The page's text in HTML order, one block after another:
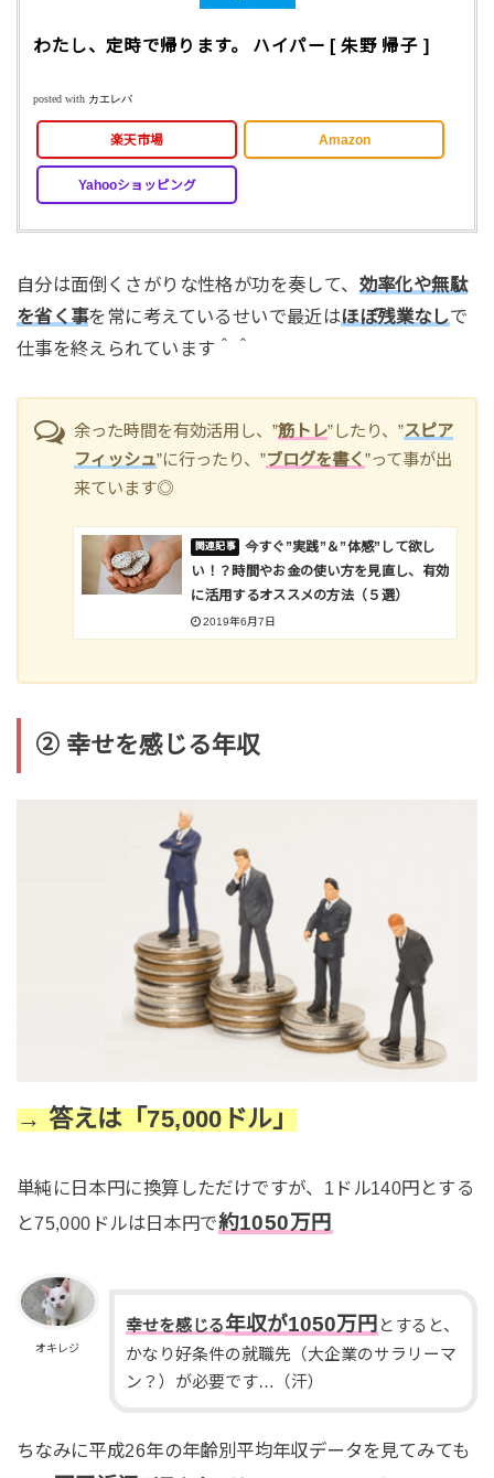
わたし、定時で帰ります。 ハイパー [ 朱野 帰子 ]
posted with カエレバ
楽天市場 Amazon
Yahooショッピング
自分は面倒くさがりな性格が功を奏して、 効率化や無駄
を省く事を常に考えているせいで最近はほぼ残業なしで
仕事を終えられています＾＾
余った時間を有効活用し、”筋トレ”したり、”スピア
フィッシュ”に行ったり、”ブログを書く”って事が出
来ています◎
今すぐ”実践”＆”体感”して欲し
い！？時間やお金の使い方を見直し、有効
に活用するオススメの方法（５選）
2019年6月7日
② 幸せを感じる年収
→ 答えは「75,000ドル」
単純に日本円に換算しただけですが、1ドル140円とする
と75,000ドルは日本円で約1050万円
オキレジ
幸せを感じる年収が1050万円 とすると、
かなり好条件の就職先（大企業のサラリーマ
ン？）が必要です…（汗）
ちなみに平成26年の年齢別平均年収データを見てみても